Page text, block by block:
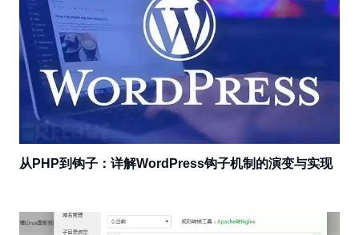
从PHP到钩子：详解WordPress钩子机制的演变与实现